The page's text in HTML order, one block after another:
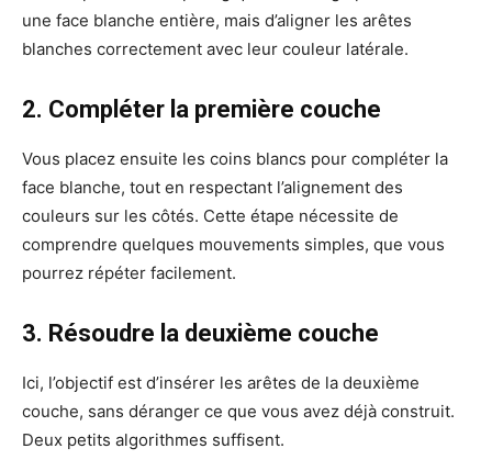
une face blanche entière, mais d’aligner les arêtes
blanches correctement avec leur couleur latérale.
2. Compléter la première couche
Vous placez ensuite les coins blancs pour compléter la
face blanche, tout en respectant l’alignement des
couleurs sur les côtés. Cette étape nécessite de
comprendre quelques mouvements simples, que vous
pourrez répéter facilement.
3. Résoudre la deuxième couche
Ici, l’objectif est d’insérer les arêtes de la deuxième
couche, sans déranger ce que vous avez déjà construit.
Deux petits algorithmes suffisent.